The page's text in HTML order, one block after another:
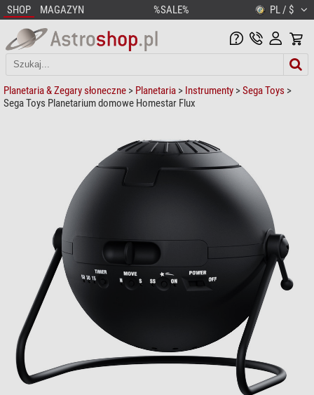
SHOP MAGAZYN %SALE% PL / $
Planetaria & Zegary słoneczne > Planetaria > Instrumenty >Sega Toys >
Sega Toys Planetarium domowe Homestar Flux